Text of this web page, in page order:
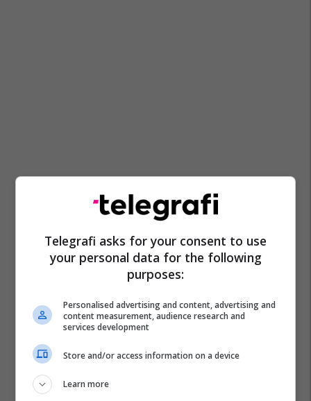
Telegrafi asks for your consent to use
your personal data for the following
purposes:
Personalised advertising and content, advertising and
content measurement, audience research and
services development
Store and/or access information on a device
Learn more